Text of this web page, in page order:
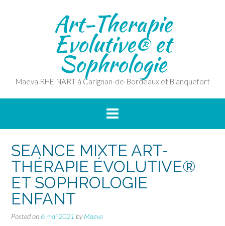
Art-Therapie
Evolutive® et
Sophrologie
Maeva RHEINART à Carignan-de-Bordeaux et Blanquefort
SEANCE MIXTE ART-
THÉRAPIE ÉVOLUTIVE®
ET SOPHROLOGIE
ENFANT
Posted on 6 mai 2021 byMaeva